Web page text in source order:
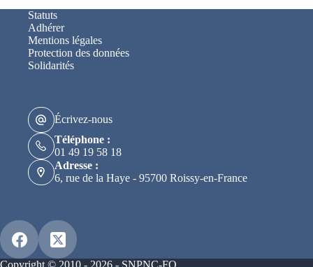
Statuts
Adhérer
Mentions légales
Protection des données
Solidarités
Écrivez-nous
Téléphone :
01 49 19 58 18
Adresse :
6, rue de la Haye - 95700 Roissy-en-France
Copyright © 2010 - 2026 - SNPNC-FO